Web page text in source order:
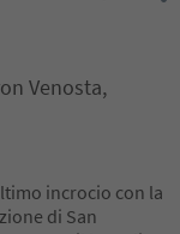
Venosta,
incrocio con la
di San